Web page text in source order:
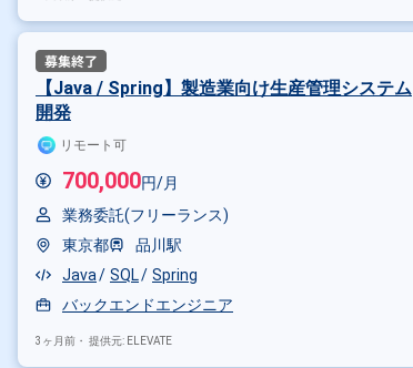
【Java / Spring】製造業向け生産管理システム
開発
リモート可
700,000円/月
業務委託(フリーランス)
東京都
品川駅
Java
SQL
Spring
バックエンドエンジニア
3ヶ月前・ 提供元: ELEVATE